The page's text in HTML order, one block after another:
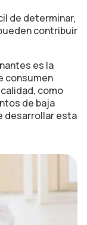
de determinar,
contribuir
es la
consumen
como
de baja
desarrollar esta